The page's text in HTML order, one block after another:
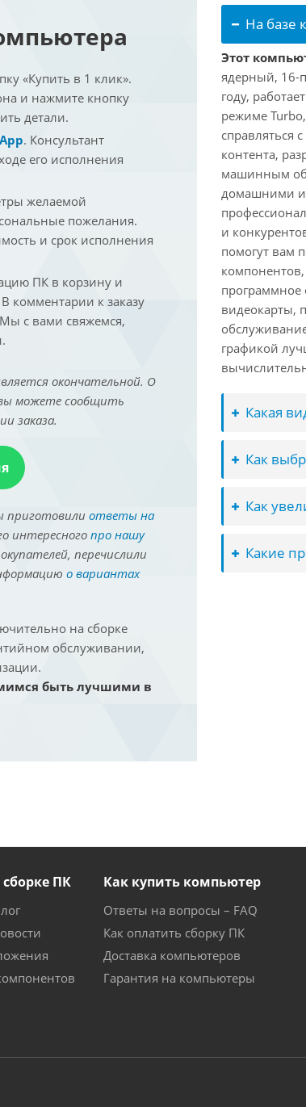
«Купить в 1 клик».
и нажмите кнопку
детали.
. Консультант
его исполнения
желаемой
пожелания.
и срок исполнения
ПК в корзину и
комментарии к заказу
с вами свяжемся,
окончательной. О
можете сообщить
заказа.
приготовили ответы на
интересного про нашу
перечислили
о вариантах
на сборке
обслуживании,
быть лучшими в
На базе
Этот
ядерный, 16-
году,
режиме
справляться
контента,
машинным
домашними и
и
помогут вам
программное
видеокарты,
графикой
Какая
Как
Как
Какие
ПК Как купить компьютер
Ответы на вопросы – FAQ
Как оплатить сборку ПК
Доставка компьютеров
Гарантия на компьютеры